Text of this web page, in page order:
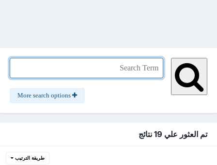
تم العثور علي 19 نتائج
طريقة الترتيب